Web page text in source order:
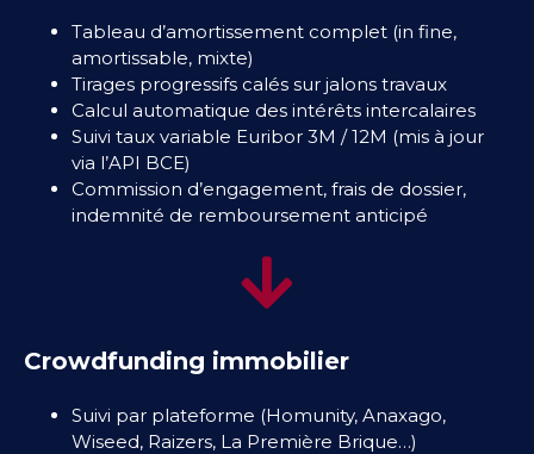
Tableau d’amortissement complet (in fine,
amortissable, mixte)
Tirages progressifs calés sur jalons travaux
Calcul automatique des intérêts intercalaires
Suivi taux variable Euribor 3M / 12M (mis à jour
via l’API BCE)
Commission d’engagement, frais de dossier,
indemnité de remboursement anticipé
Crowdfunding immobilier
Suivi par plateforme (Homunity, Anaxago,
Wiseed, Raizers, La Première Brique…)